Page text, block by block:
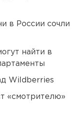
в России сочли
найти в
Wildberries
«смотрителю»